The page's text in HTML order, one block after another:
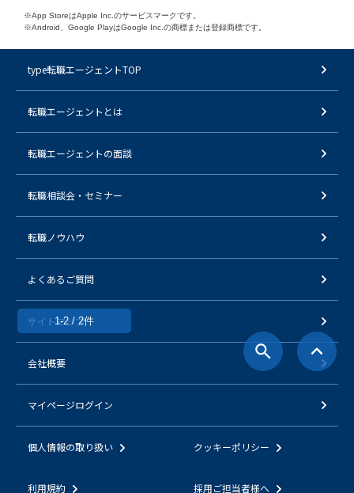
1-2 / 2件
※App StoreはApple Inc.のサービスマークです。
※Android、Google PlayはGoogle Inc.の商標または登録商標です。
type転職エージェントTOP
転職エージェントとは
転職エージェントの面談
転職相談会・セミナー
転職ノウハウ
よくあるご質問
サイトマップ
会社概要
マイページログイン
個人情報の取り扱い クッキーポリシー
利用規約 採用ご担当者様へ